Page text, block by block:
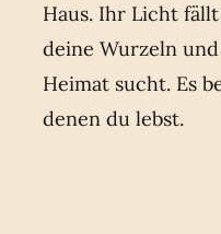
Haus. Ihr Licht
deine Wurzeln
Heimat sucht. Es
denen du lebst.